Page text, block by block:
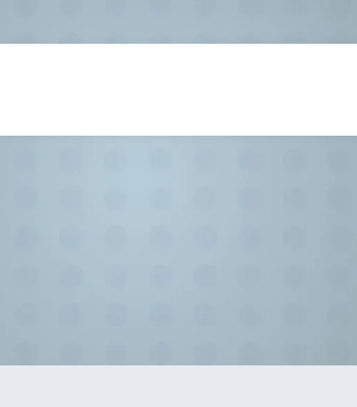
(Palazuelos